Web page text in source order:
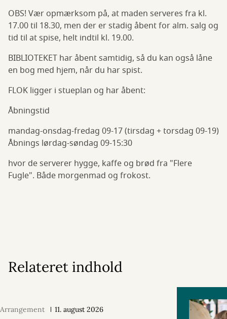
OBS! Vær opmærksom på, at maden serveres fra kl.
17.00 til 18.30, men der er stadig åbent for alm. salg og
tid til at spise, helt indtil kl. 19.00.
BIBLIOTEKET har åbent samtidig, så du kan også låne
en bog med hjem, når du har spist.
FLOK ligger i stueplan og har åbent:
Åbningstid
mandag-onsdag-fredag 09-17 (tirsdag + torsdag 09-19)
Åbnings lørdag-søndag 09-15:30
hvor de serverer hygge, kaffe og brød fra "Flere
Fugle". Både morgenmad og frokost.
Relateret indhold
Arrangement 11. august 2026